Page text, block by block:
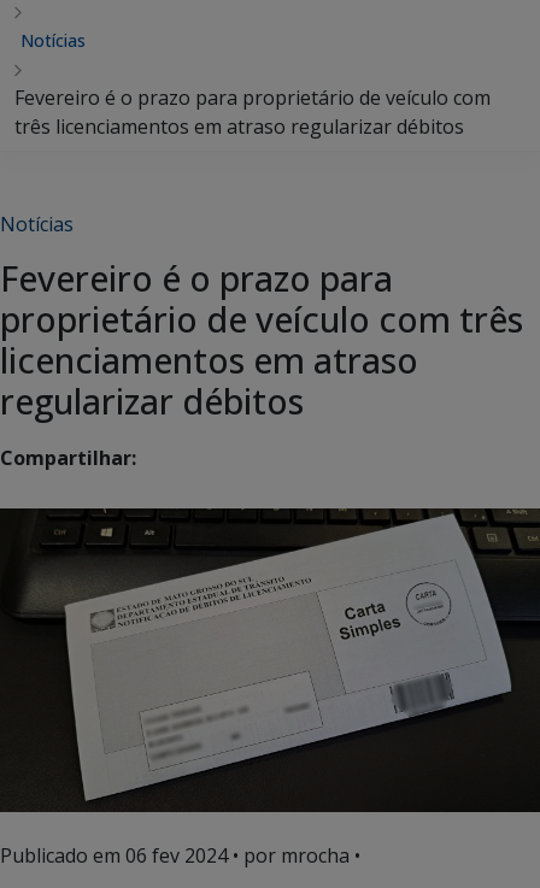
Notícias
Fevereiro é o prazo para proprietário de veículo com
três licenciamentos em atraso regularizar débitos
Notícias
Fevereiro é o prazo para
proprietário de veículo com três
licenciamentos em atraso
regularizar débitos
Compartilhar:
Publicado em 06 fev 2024• por mrocha •